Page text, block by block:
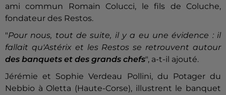
ami commun Romain Colucci, le fils de Coluche,
fondateur des Restos.
"Pour nous, tout de suite, il y a eu une évidence : il
fallait qu'Astérix et les Restos se retrouvent autour
des banquets et des grands chefs", a-t-il ajouté.
Jérémie et Sophie Verdeau Pollini, du Potager du
Nebbio à Oletta (Haute-Corse), illustrent le banquet